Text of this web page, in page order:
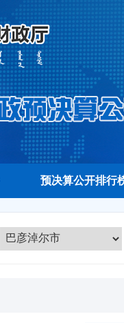
预决算公开排行